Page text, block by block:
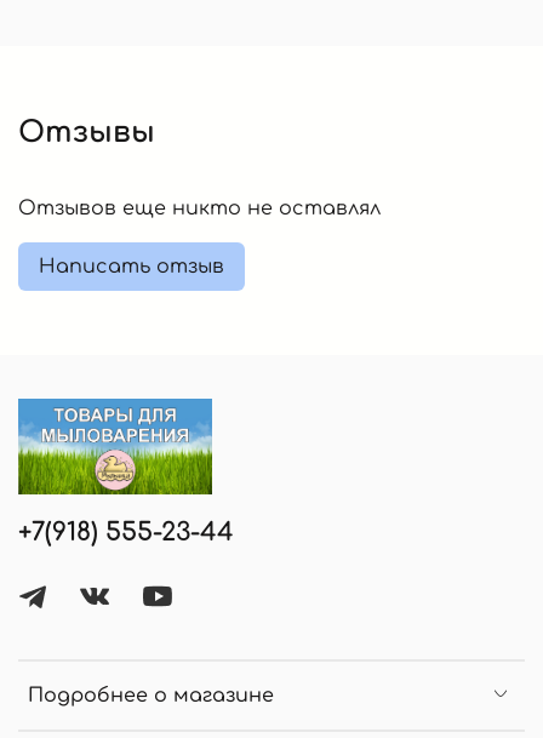
Отзывы
Отзывов еще никто не оставлял
Написать отзыв
Подробнее о магазине
+7(918) 555-23-44